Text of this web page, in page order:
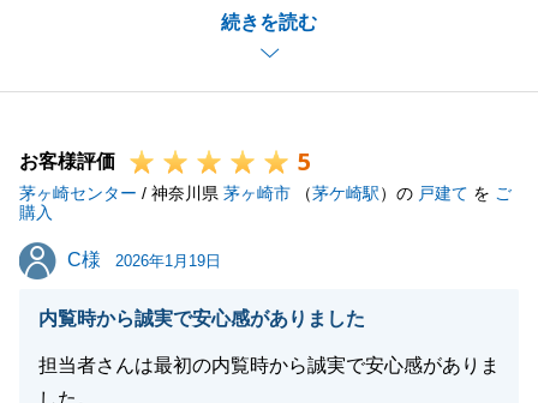
続きを読む
ないため、最初は不安も大きかったこととお察しいた
その中で、私の熱意を信じてお任せいただけたこと
「地元の会社ならではの安心感」を大切に、今後も何
かお困り事がございましたらいつでもお立ち寄りいた
だける関係でありたいと思っております。
何かお困り事がございましたらお声がけいただけます
この度は誠にありがとうございました。
お客様評価 5
茅ヶ崎センター / 神奈川県 茅ヶ崎市 （茅ケ崎駅）の 戸建て を ご
購入
C様
C様 2026年1月19日
内覧時から誠実で安心感がありました
担当者さんは最初の内覧時から誠実で安心感がありま
した。